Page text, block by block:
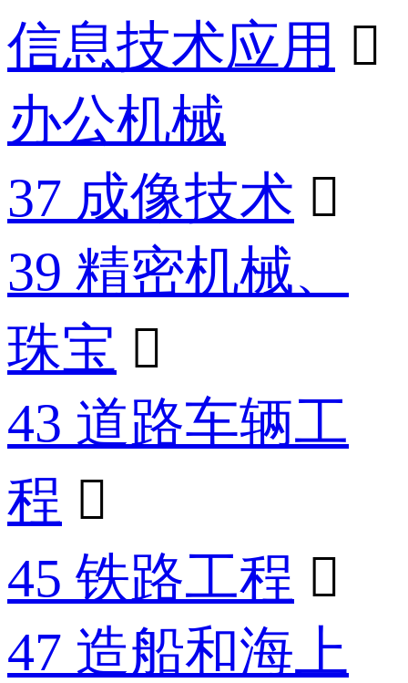
信息技术应用 
办公机械
37 成像技术 
39 精密机械、
珠宝 
43 道路车辆工
程 
45 铁路工程 
47 造船和海上